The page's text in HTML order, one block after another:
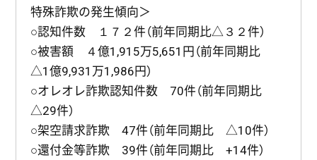
特殊詐欺の発生傾向＞
○認知件数 １７２件（前年同期比△３２件）
○被害額 ４億1,915万5,651円（前年同期比
△1億9,931万1,986円）
○オレオレ詐欺認知件数 70件（前年同期比
△29件）
○架空請求詐欺 47件（前年同期比 △10件）
○還付金等詐欺 39件（前年同期比 +14件）